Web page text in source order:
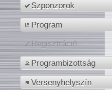
Szponzorok
Program
Regisztráció
Programbizottság
Versenyhelyszín